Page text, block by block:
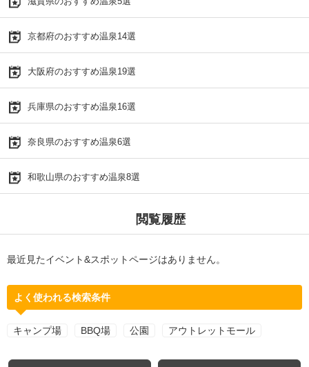
京都府のおすすめ温泉14選
大阪府のおすすめ温泉19選
兵庫県のおすすめ温泉16選
奈良県のおすすめ温泉6選
和歌山県のおすすめ温泉8選
閲覧履歴
最近見たイベント&スポットページはありません。
よく使われる検索条件
キャンプ場 BBQ場 公園 アウトレットモール